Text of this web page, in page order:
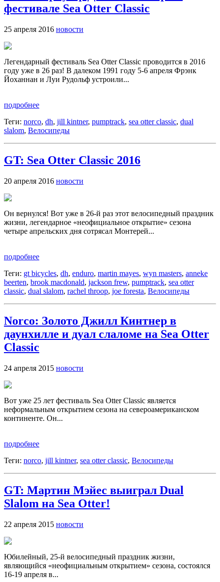
фестивале Sea Otter Classic
25 апреля 2016 новости
Легендарный фестиваль Sea Otter Classic проводится в 2016
году уже в 26 раз! В далеком 1991 году 5-6 апреля Фрэнк
Йоханнан и Луи Рудольф устроили...
подробнее
Теги: norco, dh, jill kintner, pumptrack, sea otter classic, dual
slalom, Велосипеды
GT: Sea Otter Classic 2016
20 апреля 2016 новости
Он вернулся! Вот уже в 26-й раз этот велосипедный праздник
жизни, легендарное «неофициальное открытие» сезона
четыре апрельских дня сотрясал Монтерей...
подробнее
Теги: gt bicycles, dh, enduro, martin mayes, wyn masters, anneke
beerten, brook macdonald, jackson frew, pumptrack, sea otter
classic, dual slalom, rachel throop, joe foresta, Велосипеды
Norco: Золото Джилл Кинтнер в
даунхилле и дуал слаломе на Sea Otter
Classic
24 апреля 2015 новости
Вот уже 25 лет фестиваль Sea Otter Classic является
неформальным открытием сезона на североамериканском
континенте. Он...
подробнее
Теги: norco, jill kintner, sea otter classic, Велосипеды
GT: Мартин Мэйес выиграл Dual
Slalom на Sea Otter!
22 апреля 2015 новости
Юбилейный, 25-й велосипедный праздник жизни,
являющийся «неофициальным открытием» сезона, состоялся
16-19 апреля в...